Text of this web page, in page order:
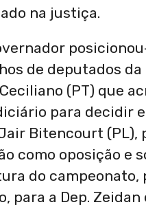
na justiça.
de deputados
(PT) que
para decidir
Bitencourt (PL),
como oposição
do
a Dep.